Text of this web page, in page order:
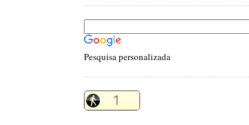
Pesquisa personalizada